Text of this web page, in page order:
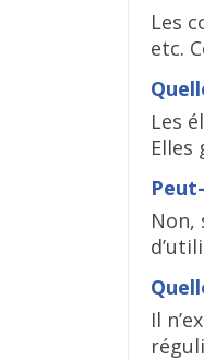
Les
etc.
Les
Elles
Non,
Il